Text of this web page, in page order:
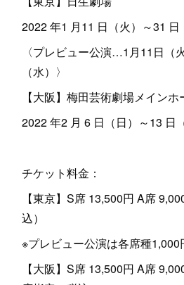
2022 年1 月11 日（火）～31 日
〈プレビュー公演…1月11日（
（水）〉
【大阪】梅田芸術劇場メインホ
2022 年2 月 6 日（日）～13 日
チケット料金：
【東京】S席 13,500円 A席
込）
※プレビュー公演は各席種1,000
【大阪】S席 13,500円 A席